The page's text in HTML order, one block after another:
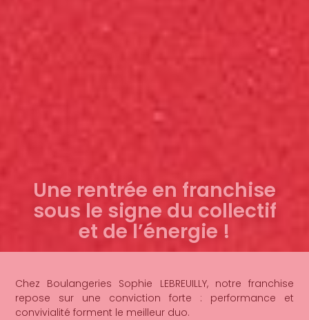
Une rentrée en franchise
sous le signe du collectif
et de l’énergie !
Chez Boulangeries Sophie LEBREUILLY, notre franchise
repose sur une conviction forte : performance et
convivialité forment le meilleur duo.